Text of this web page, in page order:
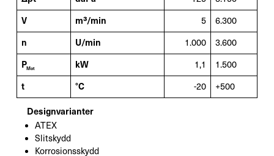
V
m³/min 5
6.300
n
U/min 1.000
3.600
PMot kW 1,1
1.500
t
°C -20 +500
Designvarianter
ATEX
Slitskydd
Korrosionsskydd